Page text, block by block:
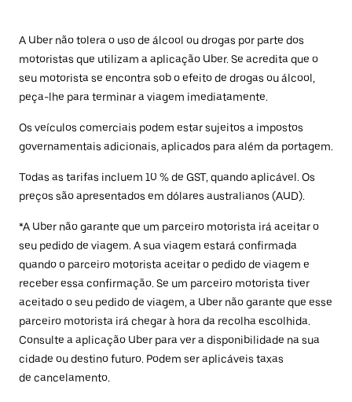
A Uber não tolera o uso de álcool ou drogas por parte dos
motoristas que utilizam a aplicação Uber. Se acredita que o
seu motorista se encontra sob o efeito de drogas ou álcool,
peça-lhe para terminar a viagem imediatamente.
Os veículos comerciais podem estar sujeitos a impostos
governamentais adicionais, aplicados para além da portagem.
Todas as tarifas incluem 10 % de GST, quando aplicável. Os
preços são apresentados em dólares australianos (AUD).
*A Uber não garante que um parceiro motorista irá aceitar o
seu pedido de viagem. A sua viagem estará confirmada
quando o parceiro motorista aceitar o pedido de viagem e
receber essa confirmação. Se um parceiro motorista tiver
aceitado o seu pedido de viagem, a Uber não garante que esse
parceiro motorista irá chegar à hora da recolha escolhida.
Consulte a aplicação Uber para ver a disponibilidade na sua
cidade ou destino futuro. Podem ser aplicáveis taxas
de cancelamento.